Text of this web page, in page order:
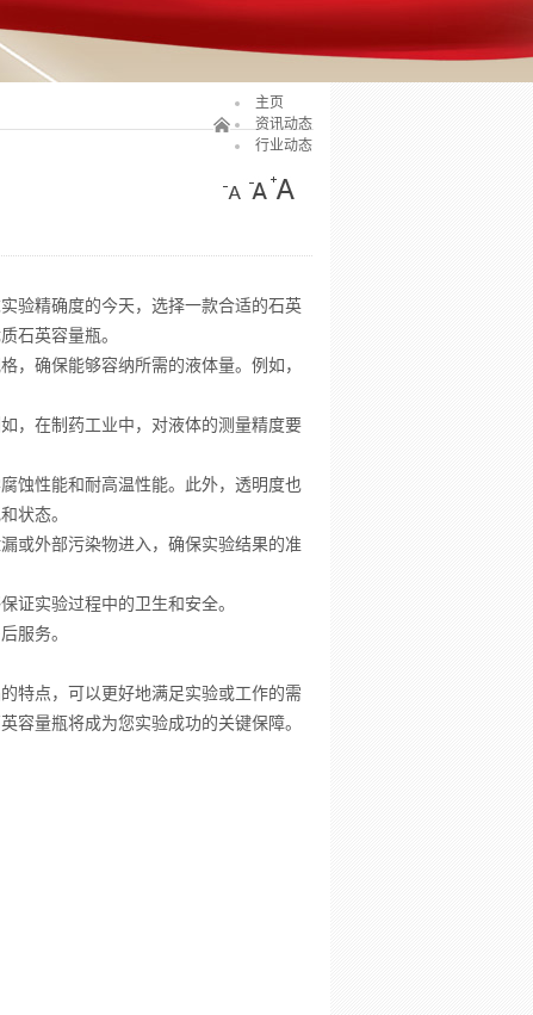
主页
资讯动态
行业动态
验精确度的今天，选择一款合适的石英
石英容量瓶。
，确保能够容纳所需的液体量。例如，
，在制药工业中，对液体的测量精度要
蚀性能和耐高温性能。此外，透明度也
状态。
或外部污染物进入，确保实验结果的准
证实验过程中的卫生和安全。
服务。
特点，可以更好地满足实验或工作的需
容量瓶将成为您实验成功的关键保障。